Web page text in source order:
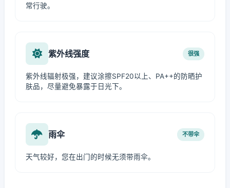
常行驶。
紫外线强度 很强
紫外线辐射极强，建议涂擦SPF20以上、PA++的防晒护
肤品，尽量避免暴露于日光下。
雨伞 不带伞
天气较好，您在出门的时候无须带雨伞。